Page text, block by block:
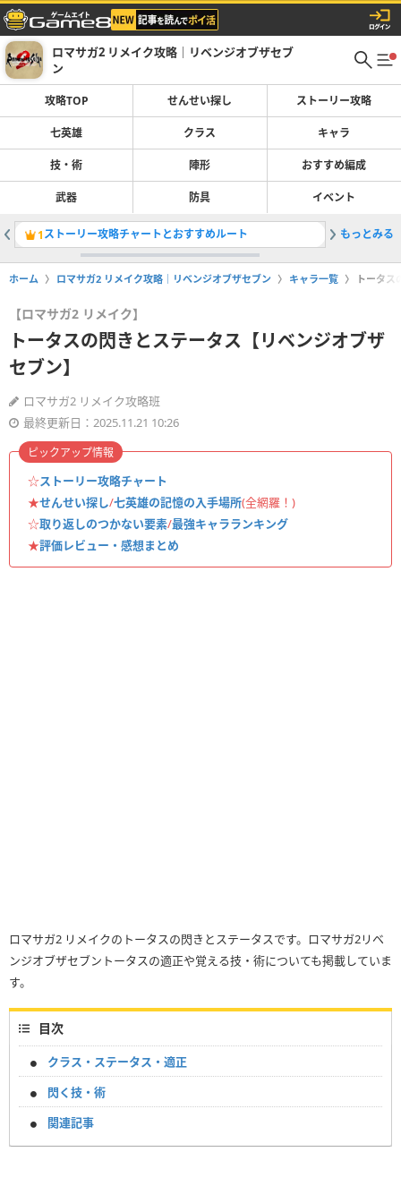
ロマサガ2 リメイク攻略｜リベンジオブザセブ
ン
攻略TOP せんせい探し ストーリー攻略
七英雄 クラス キャラ
技・術 陣形 おすすめ編成
武器 防具 イベント
1ストーリー攻略チャートとおすすめルート 2サラマ
もっとみる
ホーム ロマサガ2 リメイク攻略｜リベンジオブザセブン キャラ一覧 トータス
【ロマサガ2 リメイク】
トータスの閃きとステータス【リベンジオブザ
セブン】
ロマサガ2 リメイク攻略班
最終更新日：2025.11.21 10:26
☆ストーリー攻略チャート
★せんせい探し/七英雄の記憶の入手場所(全網羅！)
☆取り返しのつかない要素/最強キャラランキング
★評価レビュー・感想まとめ
ピックアップ情報
ロマサガ2 リメイクのトータスの閃きとステータスです。ロマサガ2リベ
ンジオブザセブントータスの適正や覚える技・術についても掲載していま
す。
目次
クラス・ステータス・適正
閃く技・術
関連記事